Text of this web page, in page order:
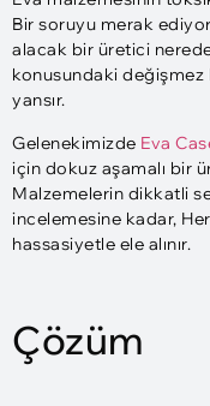
Bir soruyu merak
alacak bir üretici
konusundaki değişmez
yansır.
Gelenekimizde Eva
için dokuz aşamalı bir
Malzemelerin dikkatli
incelemesine kadar,
hassasiyetle ele alınır.
Çözüm